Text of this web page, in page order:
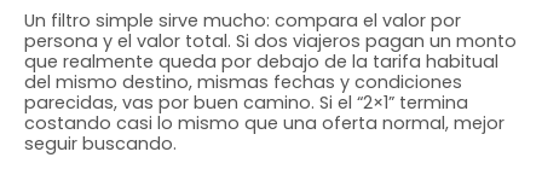
Un filtro simple sirve mucho: compara el valor por
persona y el valor total. Si dos viajeros pagan un monto
que realmente queda por debajo de la tarifa habitual
del mismo destino, mismas fechas y condiciones
parecidas, vas por buen camino. Si el “2×1” termina
costando casi lo mismo que una oferta normal, mejor
seguir buscando.